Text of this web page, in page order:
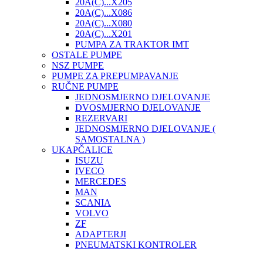
20A(C)...X205
20A(C)...X086
20A(C)...X080
20A(C)...X201
PUMPA ZA TRAKTOR IMT
OSTALE PUMPE
NSZ PUMPE
PUMPE ZA PREPUMPAVANJE
RUČNE PUMPE
JEDNOSMJERNO DJELOVANJE
DVOSMJERNO DJELOVANJE
REZERVARI
JEDNOSMJERNO DJELOVANJE (
SAMOSTALNA )
UKAPČALICE
ISUZU
IVECO
MERCEDES
MAN
SCANIA
VOLVO
ZF
ADAPTERJI
PNEUMATSKI KONTROLER